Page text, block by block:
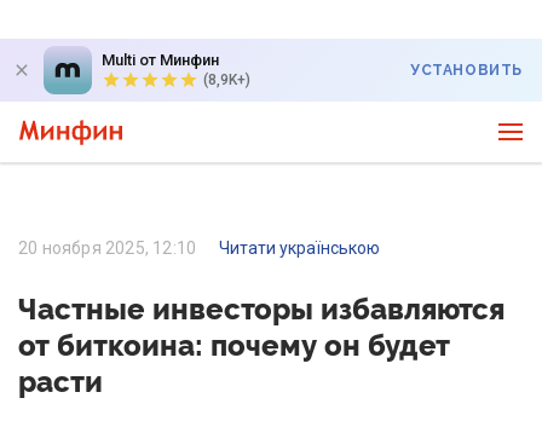
Multi от Минфин
(8,9K+)
УСТАНОВИТЬ
20 ноября 2025, 12:10 Читати українською
Частные инвесторы избавляются
от биткоина: почему он будет
расти